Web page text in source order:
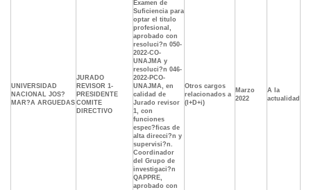
UNIVERSIDAD
NACIONAL JOS?
MAR?A ARGUEDAS
JURADO
REVISOR 1-
PRESIDENTE
COMITE
DIRECTIVO
Examen de
Suficiencia para
optar el titulo
profesional,
aprobado con
resoluci?n 050-
2022-CO-
UNAJMA y
resoluci?n 046-
2022-PCO-
UNAJMA, en
calidad de
Jurado revisor
1, con
funciones
espec?ficas de
alta direcci?n y
supervisi?n.
Coordinador
del Grupo de
investigaci?n
QAPPRE,
aprobado con
Otros cargos
relacionados a
(I+D+i)
Marzo
2022
A la
actualidad